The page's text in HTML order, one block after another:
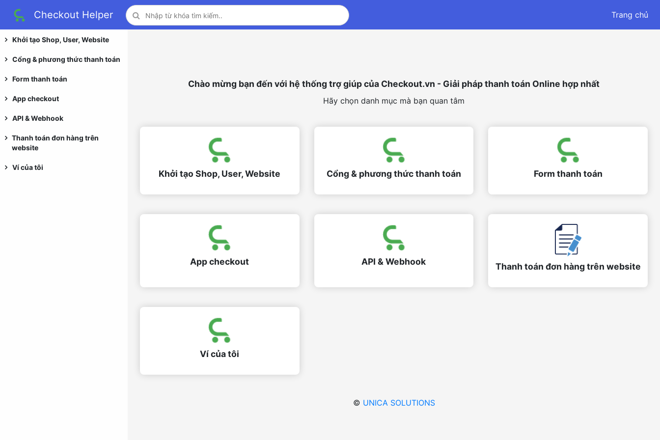
Checkout Helper Trang chủ
Khởi tạo Shop, User, Website
Cổng & phương thức thanh toán
Form thanh toán
App checkout
API & Webhook
Thanh toán đơn hàng trên
website
Ví của tôi
Chào mừng bạn đến với hệ thống trợ giúp của Checkout.vn - Giải pháp thanh toán Online hợp nhất
Hãy chọn danh mục mà bạn quan tâm
Khởi tạo Shop, User, Website Cổng & phương thức thanh toán Form thanh toán
App checkout API & Webhook Thanh toán đơn hàng trên website
Ví của tôi
© UNICA SOLUTIONS